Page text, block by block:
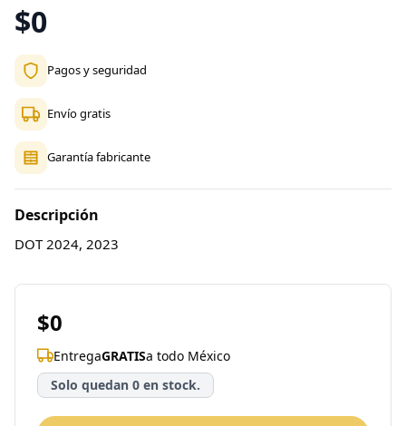
$0
Pagos y seguridad
Envío gratis
Garantía fabricante
Descripción
DOT 2024, 2023
$0
EntregaGRATISa todo México
Solo quedan 0 en stock.